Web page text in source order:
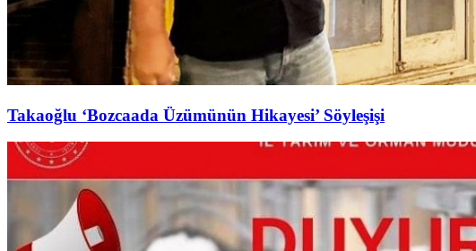
Takaoğlu ‘Bozcaada Üzümünün Hikayesi’ Söyleşişi